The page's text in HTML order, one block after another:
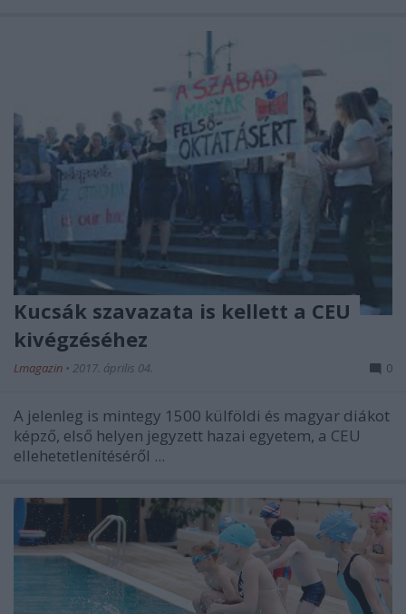
Kucsák szavazata is kellett a CEU
kivégzéséhez
Lmagazin • 2017. április 04. 0
A jelenleg is mintegy 1500 külföldi és magyar diákot
képző, első helyen jegyzett hazai egyetem, a CEU
ellehetetlenítéséről ...